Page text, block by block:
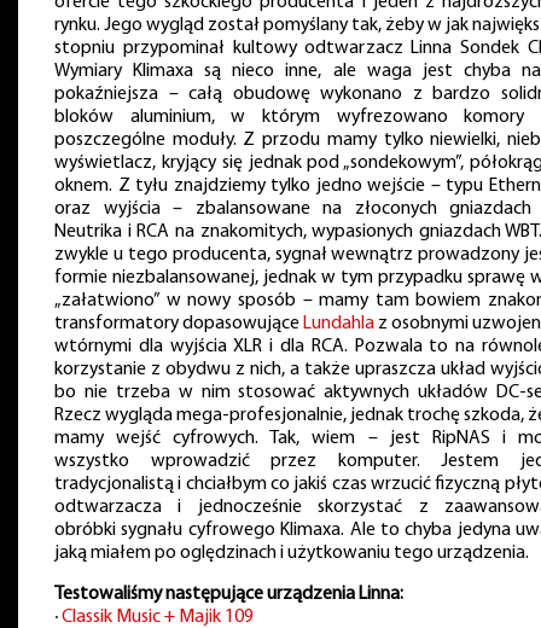
rynku. Jego wygląd został pomyślany tak, żeby w jak
stopniu przypominał kultowy odtwarzacz Linna Sondek
Wymiary Klimaxa są nieco inne, ale waga jest chyba
pokaźniejsza – całą obudowę wykonano z bardzo
bloków aluminium, w którym wyfrezowano komory
poszczególne moduły. Z przodu mamy tylko niewielki,
wyświetlacz, kryjący się jednak pod „sondekowym”,
oknem. Z tyłu znajdziemy tylko jedno wejście – typu
oraz wyjścia – zbalansowane na złoconych gniazdach
Neutrika i RCA na znakomitych, wypasionych gniazdach
zwykle u tego producenta, sygnał wewnątrz prowadzony
formie niezbalansowanej, jednak w tym przypadku sprawę
„załatwiono” w nowy sposób – mamy tam bowiem
transformatory dopasowujące Lundahla z osobnymi
wtórnymi dla wyjścia XLR i dla RCA. Pozwala to na
korzystanie z obydwu z nich, a także upraszcza układ
bo nie trzeba w nim stosować aktywnych układów DC-
Rzecz wygląda mega-profesjonalnie, jednak trochę szkoda,
mamy wejść cyfrowych. Tak, wiem – jest RipNAS i
wszystko wprowadzić przez komputer. Jestem
tradycjonalistą i chciałbym co jakiś czas wrzucić fizyczną
odtwarzacza i jednocześnie skorzystać z
obróbki sygnału cyfrowego Klimaxa. Ale to chyba jedyna
jaką miałem po oględzinach i użytkowaniu tego urządzenia.
Testowaliśmy następujące urządzenia Linna:
∙Classik Music + Majik 109